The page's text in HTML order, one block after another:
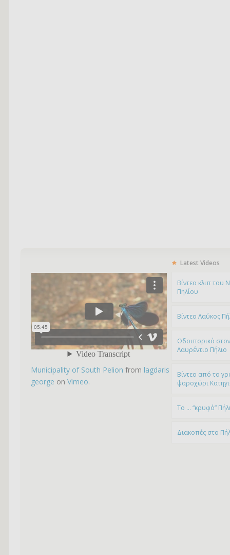
Municipality of South Pelion from lagdaris
george on Vimeo.
Latest Videos
Bίντεο κλιπ του
Πηλίου
Βίντεο Λαύκος
Οδοιπορικό
Λαυρέντιο Πήλιο
Βίντεο από το
ψαροχώρι
To … “κρυφό”
Διακοπές στο